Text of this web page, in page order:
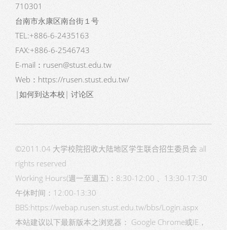
710301
台南市永康区南台街１号
TEL:+886-6-2435163
FAX:+886-6-2546743
E-mail： rusen@stust.edu.tw
Web： https://rusen.stust.edu.tw/
|如何到达本校 | 讨论区
©2011.04 大学校院招收大陆地区学生联合招生委员会 all
rights reserved
Working Hours(週一至週五)：8:30-12:00 、13:30-17:30
午休时间：12:00-13:30
BBS:https://webap.rusen.stust.edu.tw/bbs/Login.aspx
本站建议以下最新版本之浏览器： Google Chrome或IE，